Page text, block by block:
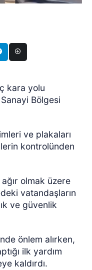
kara yolu
Bölgesi
ve plakaları
kontrolünden
olmak üzere
vatandaşların
ve güvenlik
önlem alırken,
ilk yardım
kaldırdı.